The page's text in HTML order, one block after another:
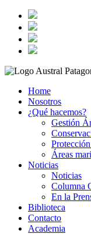
Home
Nosotros
¿Qué hacemos?
Gestión
Áreas
Noticias
Noticias
Columna
En la
Biblioteca
Contacto
Academia